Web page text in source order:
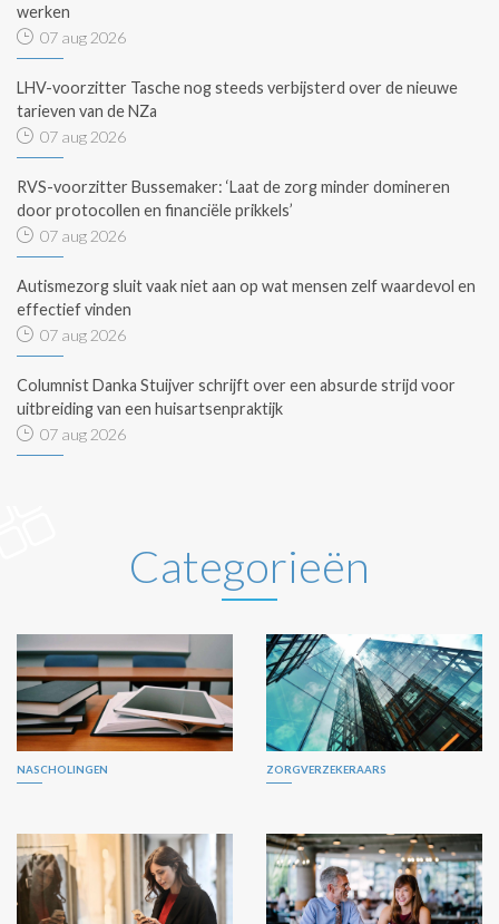
werken
07 aug 2026
LHV-voorzitter Tasche nog steeds verbijsterd over de nieuwe
tarieven van de NZa
07 aug 2026
RVS-voorzitter Bussemaker: ‘Laat de zorg minder domineren
door protocollen en financiële prikkels’
07 aug 2026
Autismezorg sluit vaak niet aan op wat mensen zelf waardevol en
effectief vinden
07 aug 2026
Columnist Danka Stuijver schrijft over een absurde strijd voor
uitbreiding van een huisartsenpraktijk
07 aug 2026
Categorieën
NASCHOLINGEN ZORGVERZEKERAARS